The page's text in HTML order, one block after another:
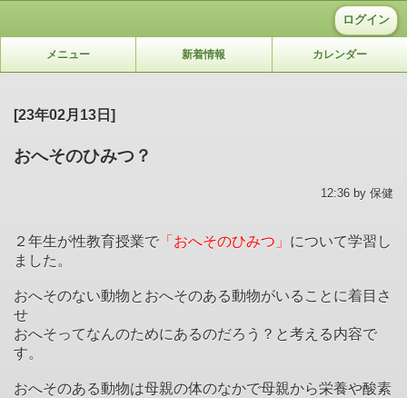
ログイン
メニュー 新着情報 カレンダー
[23年02月13日]
おへそのひみつ？
12:36 by 保健
２年生が性教育授業で 「おへそのひみつ」 について学習し
ました。
おへそのない動物とおへそのある動物がいることに着目さ
せ
おへそってなんのためにあるのだろう？と考える内容で
す。
おへそのある動物は母親の体のなかで母親から栄養や酸素